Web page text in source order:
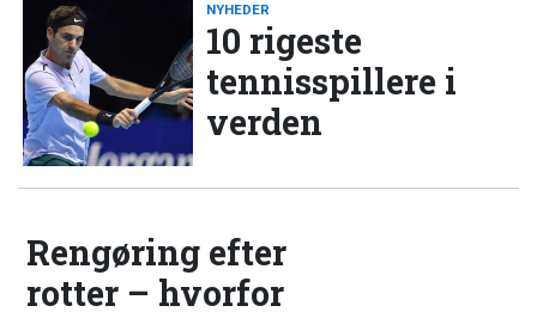
NYHEDER
10 rigeste
tennisspillere i
verden
Rengøring efter
rotter – hvorfor